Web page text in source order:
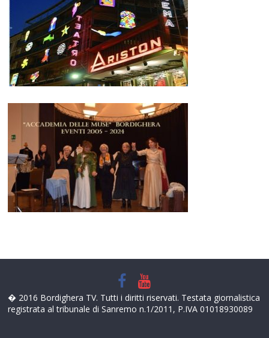
� 2016 Bordighera TV. Tutti i diritti riservati. Testata giornalistica
registrata al tribunale di Sanremo n.1/2011, P.IVA 01018930089